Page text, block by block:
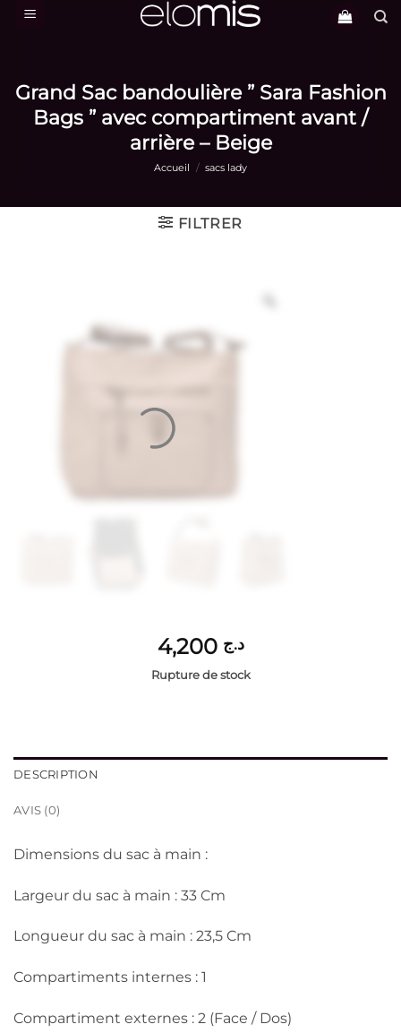
Passer
Grand Sac bandoulière ” Sara Fashion
Bags ” avec compartiment avant /
arrière – Beige
Accueil / sacs lady
FILTRER
د.ج 4,200
Rupture de stock
DESCRIPTION
AVIS (0)
Dimensions du sac à main :
Largeur du sac à main : 33 Cm
Longueur du sac à main : 23,5 Cm
Compartiments internes : 1
Compartiment externes : 2 (Face / Dos)